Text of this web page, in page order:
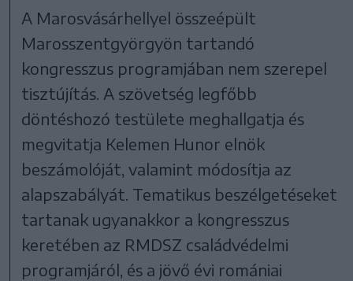
A Marosvásárhellyel összeépült
Marosszentgyörgyön tartandó
kongresszus programjában nem szerepel
tisztújítás. A szövetség legfőbb
döntéshozó testülete meghallgatja és
megvitatja Kelemen Hunor elnök
beszámolóját, valamint módosítja az
alapszabályát. Tematikus beszélgetéseket
tartanak ugyanakkor a kongresszus
keretében az RMDSZ családvédelmi
programjáról, és a jövő évi romániai